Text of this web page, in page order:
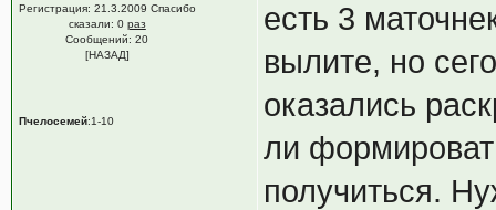
Регистрация: 21.3.2009 Спасибо
сказали: 0 раз
Сообщений: 20
[НАЗАД]
Пчелосемей:1-10
есть 3
вылите, но
оказались
ли
получиться.